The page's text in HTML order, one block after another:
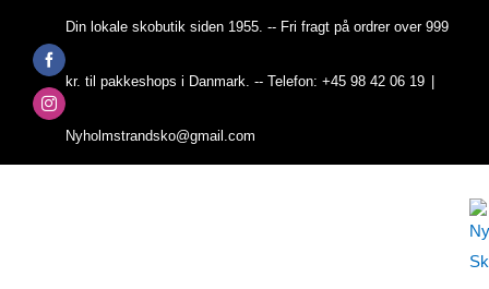
contentFacebook
Instagram
Din lokale skobutik siden 1955. -- Fri fragt på ordrer over 999
kr. til pakkeshops i Danmark. -- Telefon: +45 98 42 06 19
Nyholmstrandsko@gmail.com